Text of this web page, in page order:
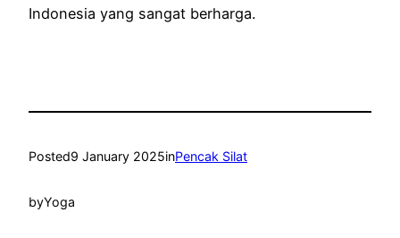
Indonesia yang sangat berharga.
Posted9 January 2025inPencak Silat
byYoga